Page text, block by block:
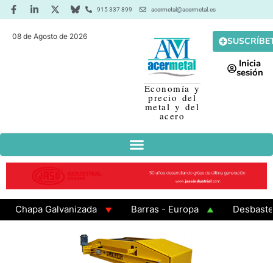
915 337 899 acermetal@acermetal.es
08 de Agosto de 2026
Economía y
precio del
metal y del
acero
Inicia
sesión
Galvanizada Barras - Europa
Desbaste -